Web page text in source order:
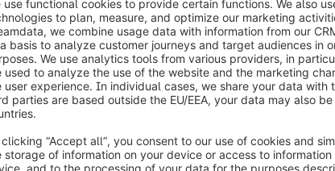
Form, the Client will receive support with
integration between the systems of the Client
through the integration and onboarding
who will be available during working hours.